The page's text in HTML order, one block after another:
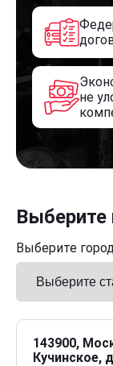
не
Выберите
Выберите
143900,
Кучинское,